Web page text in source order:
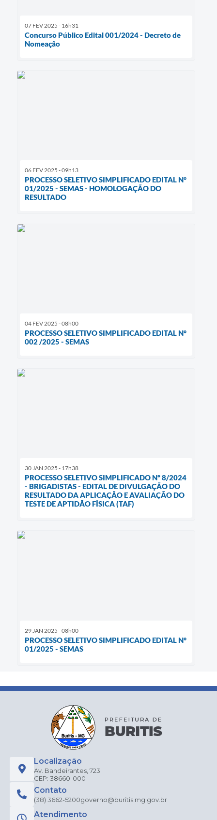
07 FEV 2025 - 16h31
Concurso Público Edital 001/2024 - Decreto de
Nomeação
06 FEV 2025 - 09h13
PROCESSO SELETIVO SIMPLIFICADO EDITAL N°
01/2025 - SEMAS - HOMOLOGAÇÃO DO
RESULTADO
04 FEV 2025 - 08h00
PROCESSO SELETIVO SIMPLIFICADO EDITAL N°
002 /2025 - SEMAS
30 JAN 2025 - 17h38
PROCESSO SELETIVO SIMPLIFICADO Nº 8/2024
- BRIGADISTAS - EDITAL DE DIVULGAÇÃO DO
RESULTADO DA APLICAÇÃO E AVALIAÇÃO DO
TESTE DE APTIDÃO FÍSICA (TAF)
29 JAN 2025 - 08h00
PROCESSO SELETIVO SIMPLIFICADO EDITAL N°
01/2025 - SEMAS
Localização
Av. Bandeirantes, 723
CEP: 38660-000
Contato
(38) 3662-5200governo@buritis.mg.gov.br
Atendimento